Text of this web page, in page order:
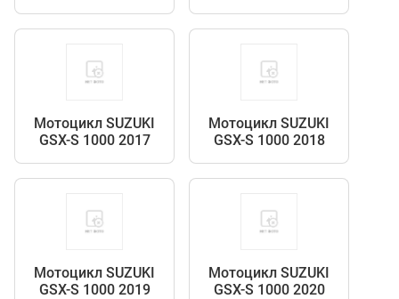
Мотоцикл SUZUKI
GSX-S 1000 2017
Мотоцикл SUZUKI
GSX-S 1000 2018
Мотоцикл SUZUKI
GSX-S 1000 2019
Мотоцикл SUZUKI
GSX-S 1000 2020